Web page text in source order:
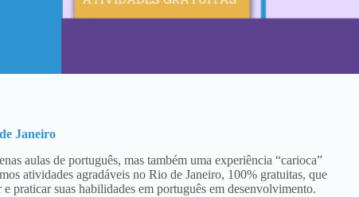
Janeiro
aulas de português, mas também uma experiência “carioca”
atividades agradáveis no Rio de Janeiro, 100% gratuitas, que
praticar suas habilidades em português em desenvolvimento.